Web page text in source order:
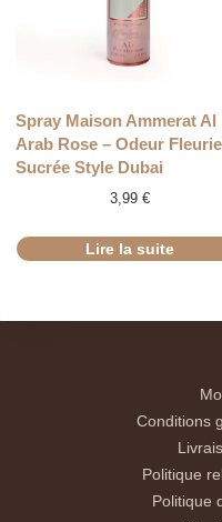
RUPTURE
Spray Maison Ammerat Al
Arab Rose – Odeur
Sucrée Style Dubai
3,99 €
Lire la suite
Conditions
Politique
Politique